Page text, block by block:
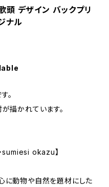
デザイン バックプリ
ナル
。
描かれています。
sumiesi okazu】
に動物や自然を題材にした